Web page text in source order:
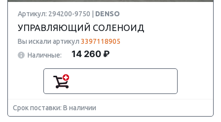
Артикул: 294200-9750 | DENSO
УПРАВЛЯЮЩИЙ СОЛЕНОИД
Вы искали артикул 3397118905
Наличные:
14 260 ₽
Срок поставки: В наличии